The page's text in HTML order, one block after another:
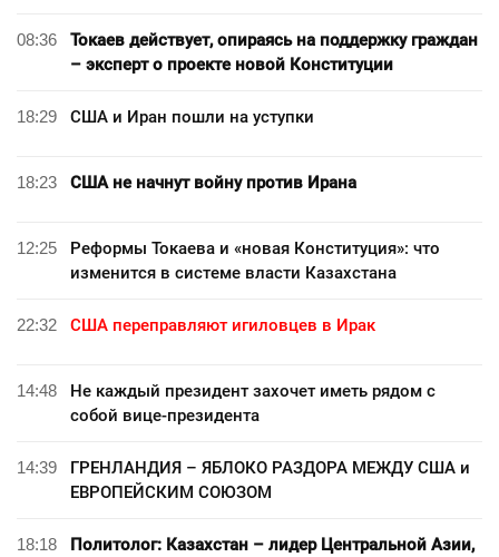
08:36
Токаев действует, опираясь на поддержку граждан
– эксперт о проекте новой Конституции
18:29 США и Иран пошли на уступки
18:23 США не начнут войну против Ирана
12:25
Реформы Токаева и «новая Конституция»: что
изменится в системе власти Казахстана
22:32 США переправляют игиловцев в Ирак
14:48
Не каждый президент захочет иметь рядом с
собой вице-президента
14:39
ГРЕНЛАНДИЯ – ЯБЛОКО РАЗДОРА МЕЖДУ США и
ЕВРОПЕЙСКИМ СОЮЗОМ
18:18
Политолог: Казахстан – лидер Центральной Азии,